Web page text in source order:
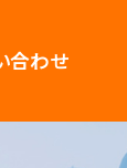
合わせ